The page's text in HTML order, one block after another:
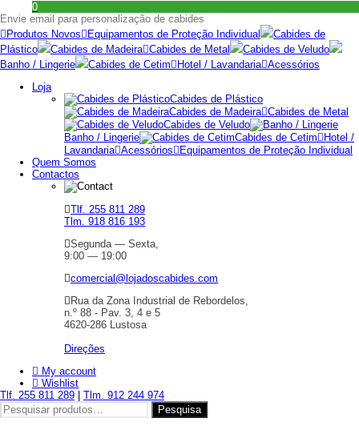
0
Envie email para personalização de cabides
Produtos Novos
Equipamentos de Proteção Individual
Cabides de
Plástico
Cabides de Madeira Cabides de Metal
Cabides de Veludo
Banho / Lingerie
Cabides de Cetim Hotel / Lavandaria Acessórios
Loja
Cabides de Plástico
Cabides de Madeira Cabides de Metal
Cabides de Veludo
Banho / Lingerie
Cabides de Cetim
Hotel /
Lavandaria Acessórios
Equipamentos de Proteção Individual
Quem Somos
Contactos
Tlf. 255 811 289
Tlm. 918 816 193
Segunda — Sexta,
9:00 — 19:00
comercial@lojadoscabides.com
Rua da Zona Industrial de Rebordelos,
n.º 88 - Pav. 3, 4 e 5
4620-286 Lustosa
Direções
My account
Wishlist
Tlf. 255 811 289
Tlm. 912 244 974
Pesquisar
por:
Pesquisa